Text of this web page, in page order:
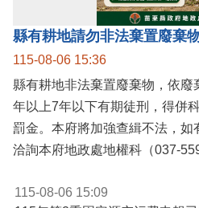
縣有耕地請勿非法棄置廢棄
115-08-06 15:36
縣有耕地非法棄置廢棄物，依廢
年以上7年以下有期徒刑，得併
罰金。本府將加強查緝不法，如
115-08-06 15:09